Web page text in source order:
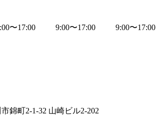
〜17:00 9:00〜17:00 9:00〜17:00
錦町2-1-32 山崎ビル2-202